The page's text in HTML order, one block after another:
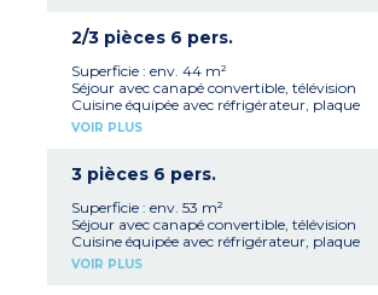
Salle d'eau avec baignoire ou douche, lavabo
WC séparé
Balcon
2/3 pièces 6 pers.
Superficie : env. 44 m²
Séjour avec canapé convertible, télévision
Cuisine équipée avec réfrigérateur, plaque
cuisson 4 feux, lave-vaisselle, cafetière à
Cabine avec 2 lits simples superposés
1 salle d'eau avec baignoire ou douche, lavabo
WC
Balcon
VOIR PLUS
3 pièces 6 pers.
Superficie : env. 53 m²
Séjour avec canapé convertible, télévision
Cuisine équipée avec réfrigérateur, plaque
cuisson 4 feux, lave-vaisselle, cafetière à
VOIR PLUS